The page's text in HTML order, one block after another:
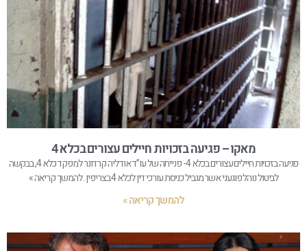
מאקו – פגיעה בזכויות חיילים עצורים בכלא 4
פגיעה בזכויות חיילים עצורים בכלא 4- פנייתה של עו”ד אודליה קרדונר למפקד כלא 4, בבקשה
לביטול נוהל פוגעני אשר מגביל כניסת עורכי דין לכלא 4 בצריפין . להמשך קריאה »
להמשך קריאה »